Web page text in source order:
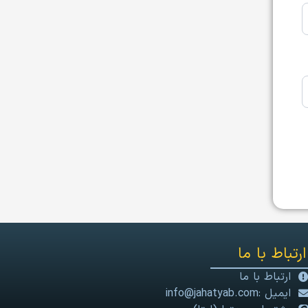
ارتباط با ما
ارتباط با ما
ایمیل :info@jahatyab.com